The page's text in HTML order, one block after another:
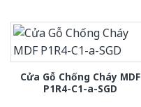
Cửa Gỗ Chống Cháy MDF
P1R4-C1-a-SGD